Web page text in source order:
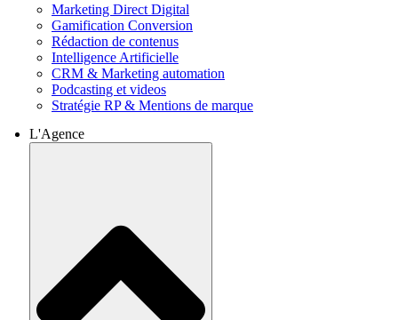
Marketing Direct Digital
Gamification Conversion
Rédaction de contenus
Intelligence Artificielle
CRM & Marketing automation
Podcasting et videos
Stratégie RP & Mentions de marque
L'Agence